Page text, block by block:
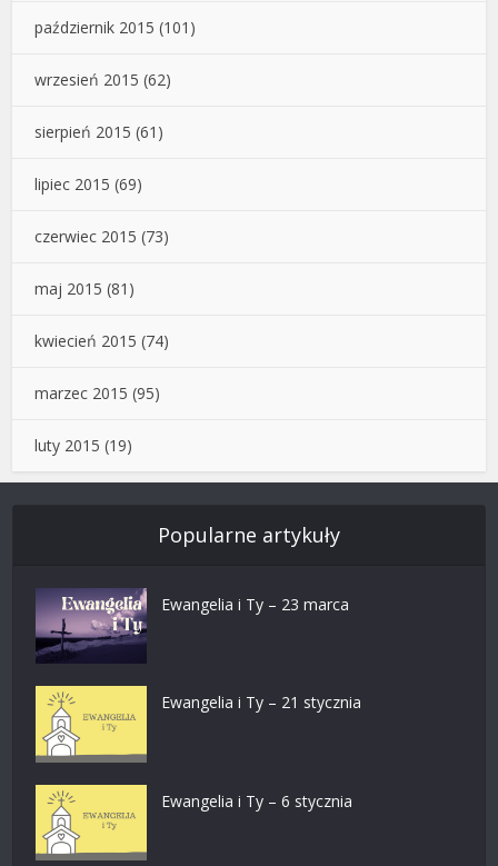
październik 2015 (101)
wrzesień 2015 (62)
sierpień 2015 (61)
lipiec 2015 (69)
czerwiec 2015 (73)
maj 2015 (81)
kwiecień 2015 (74)
marzec 2015 (95)
luty 2015 (19)
Popularne artykuły
Ewangelia i Ty – 23 marca
Ewangelia i Ty – 21 stycznia
Ewangelia i Ty – 6 stycznia